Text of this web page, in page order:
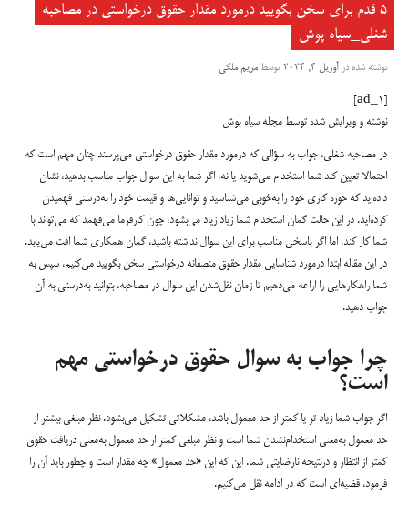
۵ قدم برای سخن بگویید درمورد مقدار حقوق درخواستی در مصاحبه
شغلی_سیاه پوش
نوشته شده در آوریل 4, 2024 توسطمریم ملکی
نوشته و ویرایش شده توسط مجله سیاه پوش
در مصاحبه شغلی، جواب به سؤالی که درمورد مقدار حقوق درخواستی می‌پرسند چنان مهم است که
احتمالا تعیین کند شما استخدام می‌شوید یا نه. اگر شما به این سوال جواب مناسب بدهید، نشان
داده‌اید که حوزه کاری خود را به‌خوبی می‌شناسید و توانایی‌ها و قیمت خود را به‌درستی فهمیدن
کرده‌اید. در این حالت گمان استخدام شما زیاد زیاد می‌بشود، چون کارفرما می‌فهمد که می‌تواند با
شما کار کند. اما اگر پاسخی مناسب برای این سوال نداشته باشید، گمان همکاری شما افت می‌یابد.
در این مقاله ابتدا درمورد شناسایی مقدار حقوق منصفانه درخواستی سخن بگویید می‌کنیم، سپس به
شما راهکارهایی را اراعه می‌دهیم تا زمان نقل‌شدن این سوال در مصاحبه، بتوانید به‌درستی به آن
جواب دهید.
چرا جواب به سوال حقوق درخواستی مهم
است؟
اگر جواب شما زیاد تر یا کمتر از حد معمول باشد، مشکلاتی تشکیل می‌بشود. نظر مبلغی بیشتر از
حد معمول به‌معنی استخدام‌نشدن شما است و نظر مبلغی کمتر از حد معمول به‌معنی دریافت حقوق
کمتر از انتظار و درنتیجه نارضایتی شما. این که این «حد معمول» چه مقدار است و چطور باید آن را
فرمود، قضیه‌ای است که در ادامه نقل می‌کنیم.